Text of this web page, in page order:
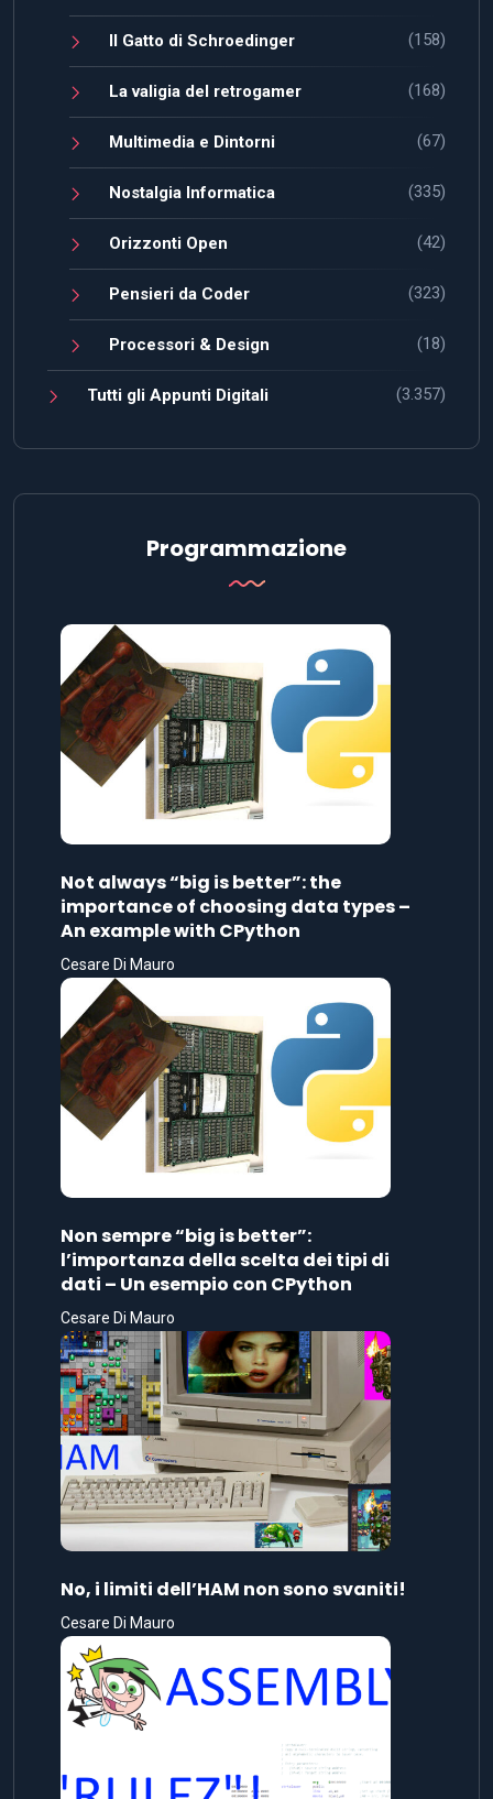
Il Gatto di Schroedinger (158)
La valigia del retrogamer (168)
Multimedia e Dintorni (67)
Nostalgia Informatica (335)
Orizzonti Open (42)
Pensieri da Coder (323)
Processori & Design (18)
Tutti gli Appunti Digitali (3.357)
Programmazione
Not always “big is better”: the
importance of choosing data types –
An example with CPython
Cesare Di Mauro
Non sempre “big is better”:
l’importanza della scelta dei tipi di
dati – Un esempio con CPython
Cesare Di Mauro
No, i limiti dell’HAM non sono svaniti!
Cesare Di Mauro